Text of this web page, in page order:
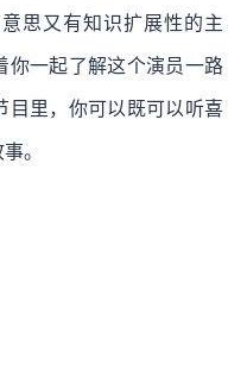
思又有知识扩展性的主
你一起了解这个演员一路
目里，你可以既可以听喜
。